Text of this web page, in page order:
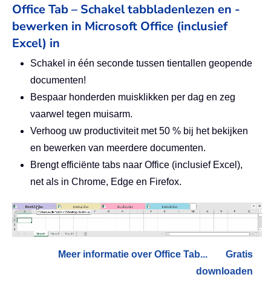
Office Tab – Schakel tabbladenlezen en -
bewerken in Microsoft Office (inclusief
Excel) in
Schakel in één seconde tussen tientallen geopende
documenten!
Bespaar honderden muisklikken per dag en zeg
vaarwel tegen muisarm.
Verhoog uw productiviteit met 50 % bij het bekijken
en bewerken van meerdere documenten.
Brengt efficiënte tabs naar Office (inclusief Excel),
net als in Chrome, Edge en Firefox.
Meer informatie over Office Tab...
Gratis
downloaden